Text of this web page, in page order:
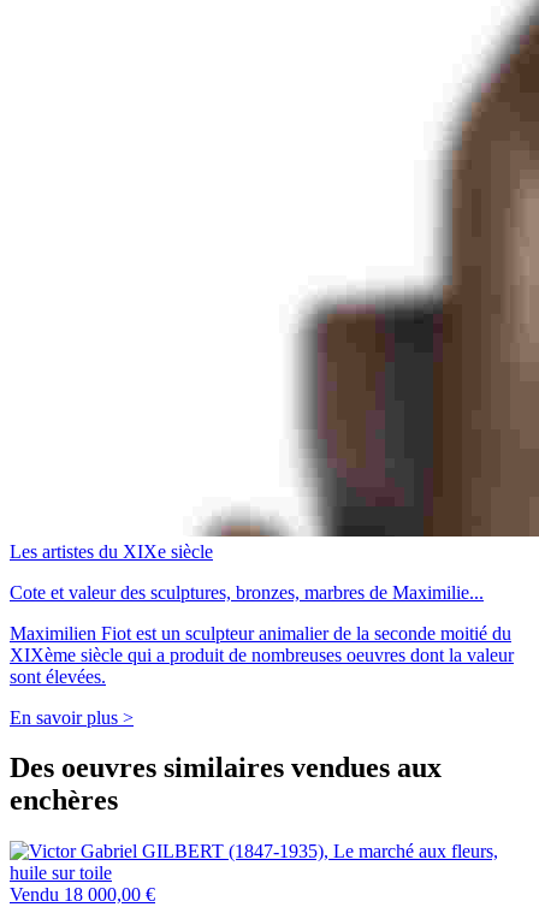
Les artistes du XIXe siècle
Cote et valeur des sculptures, bronzes, marbres de Maximilie...
Maximilien Fiot est un sculpteur animalier de la seconde moitié du
XIXème siècle qui a produit de nombreuses oeuvres dont la valeur
sont élevées.
En savoir plus >
Des oeuvres similaires vendues aux
enchères
Vendu 18 000,00 €